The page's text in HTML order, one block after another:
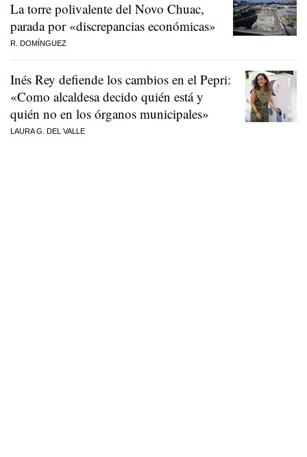
La torre polivalente del Novo Chuac,
parada por «discrepancias económicas»
R. DOMÍNGUEZ
Inés Rey defiende los cambios en el Pepri:
«Como alcaldesa decido quién está y
quién no en los órganos municipales»
LAURA G. DEL VALLE